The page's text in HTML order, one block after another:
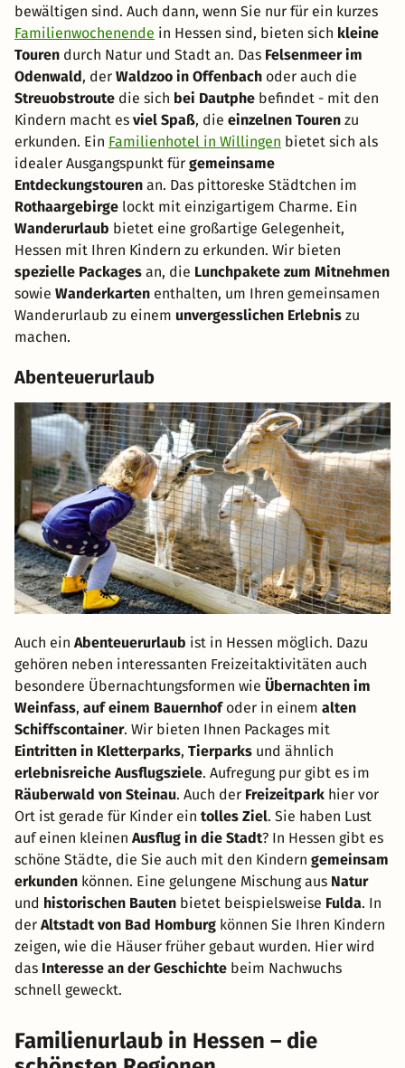
bewältigen sind. Auch dann, wenn Sie nur für ein kurzes
Familienwochenende in Hessen sind, bieten sich kleine
Touren durch Natur und Stadt an. Das Felsenmeer im
Odenwald , der Waldzoo in Offenbach oder auch die
Streuobstroute die sich bei Dautphe befindet - mit den
Kindern macht es viel Spaß, die einzelnen Touren zu
erkunden. Ein Familienhotel in Willingen bietet sich als
idealer Ausgangspunkt für gemeinsame
Entdeckungstouren an. Das pittoreske Städtchen im
Rothaargebirge lockt mit einzigartigem Charme. Ein
Wanderurlaub bietet eine großartige Gelegenheit,
Hessen mit Ihren Kindern zu erkunden. Wir bieten
spezielle Packages an, die Lunchpakete zum Mitnehmen
sowie Wanderkarten enthalten, um Ihren gemeinsamen
Wanderurlaub zu einem unvergesslichen Erlebnis zu
machen.
Abenteuerurlaub
Auch ein Abenteuerurlaub ist in Hessen möglich. Dazu
gehören neben interessanten Freizeitaktivitäten auch
besondere Übernachtungsformen wie Übernachten im
Weinfass, auf einem Bauernhofoder in einem alten
Schiffscontainer. Wir bieten Ihnen Packages mit
Eintritten in Kletterparks, Tierparks und ähnlich
erlebnisreiche Ausflugsziele. Aufregung pur gibt es im
Räuberwald von Steinau. Auch der Freizeitpark hier vor
Ort ist gerade für Kinder ein tolles Ziel. Sie haben Lust
auf einen kleinen Ausflug in die Stadt? In Hessen gibt es
schöne Städte, die Sie auch mit den Kindern gemeinsam
erkunden können. Eine gelungene Mischung aus Natur
und historischen Bauten bietet beispielsweise Fulda. In
der Altstadt von Bad Homburg können Sie Ihren Kindern
zeigen, wie die Häuser früher gebaut wurden. Hier wird
das Interesse an der Geschichte beim Nachwuchs
schnell geweckt.
Familienurlaub in Hessen – die